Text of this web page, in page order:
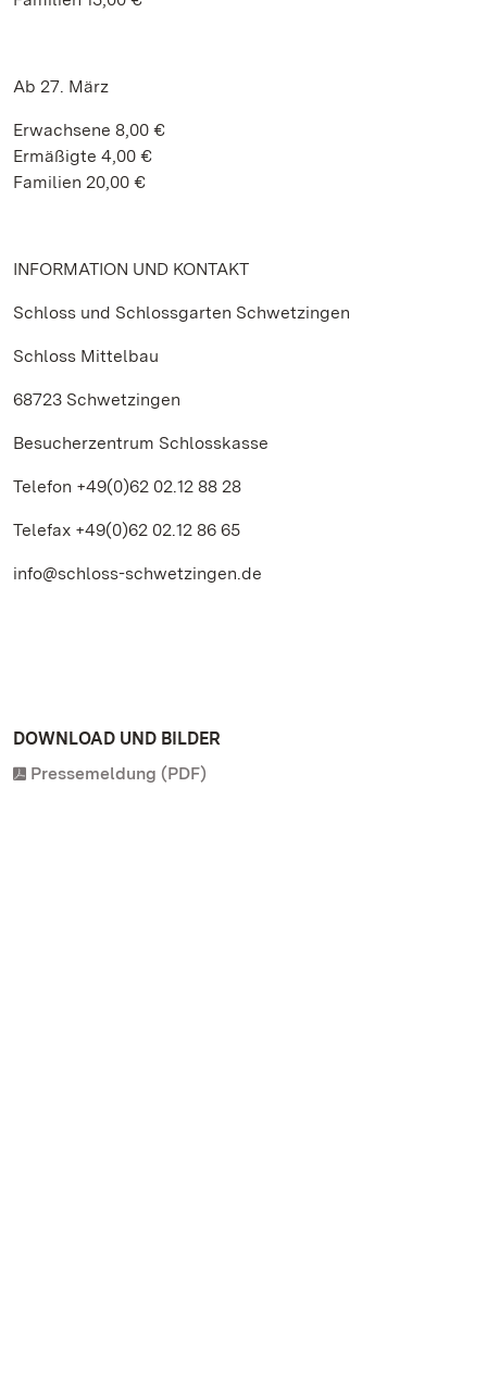
Ab 27. März
Erwachsene 8,00 €
Ermäßigte 4,00 €
Familien 20,00 €
INFORMATION UND KONTAKT
Schloss und Schlossgarten Schwetzingen
Schloss Mittelbau
68723 Schwetzingen
Besucherzentrum Schlosskasse
Telefon +49(0)62 02.12 88 28
Telefax +49(0)62 02.12 86 65
info@schloss-schwetzingen.de
DOWNLOAD UND BILDER
Pressemeldung (PDF)